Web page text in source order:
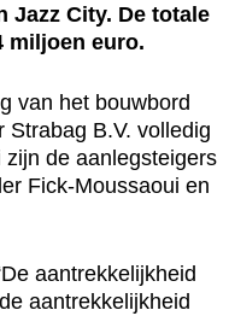
Jazz City. De totale
miljoen euro.
van het bouwbord
Strabag B.V. volledig
de aanlegsteigers
Fick-Moussaoui en
aantrekkelijkheid
aantrekkelijkheid